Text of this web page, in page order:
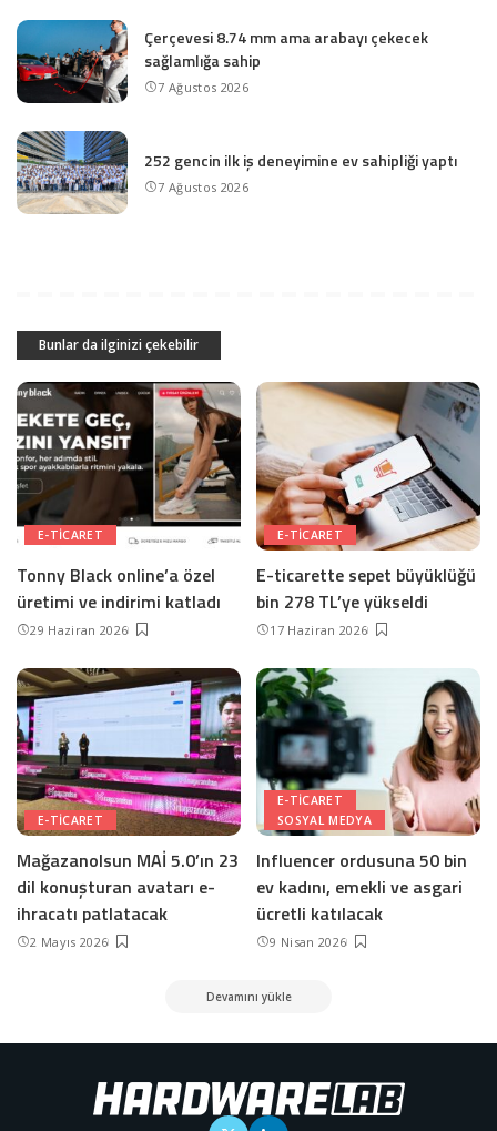
Çerçevesi 8.74 mm ama arabayı çekecek
sağlamlığa sahip
7 Ağustos 2026
252 gencin ilk iş deneyimine ev sahipliği yaptı
7 Ağustos 2026
Bunlar da ilginizi çekebilir
E-TICARET
Tonny Black online’a özel
üretimi ve indirimi katladı
29 Haziran 2026
E-TICARET
E-ticarette sepet büyüklüğü
bin 278 TL’ye yükseldi
17 Haziran 2026
E-TICARET
Mağazanolsun MAİ 5.0’ın 23
dil konuşturan avatarı e-
ihracatı patlatacak
2 Mayıs 2026
E-TICARET
SOSYAL MEDYA
Influencer ordusuna 50 bin
ev kadını, emekli ve asgari
ücretli katılacak
9 Nisan 2026
Devamını yükle